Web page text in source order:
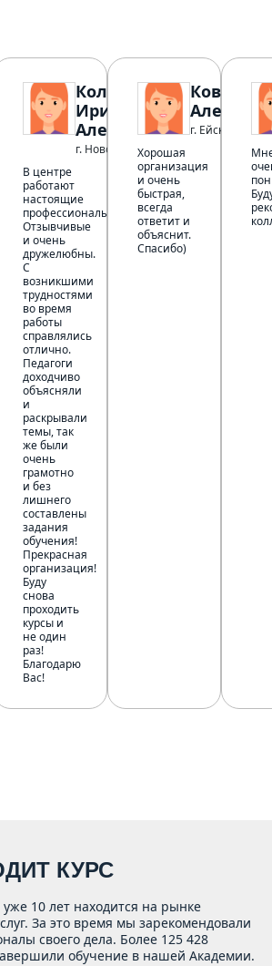
Сулин
Коломийцева
Ирина
Александровна
г. Новокубанск
В центре
работают
настоящие
профессионалы.
Отзывчивые
и очень
дружелюбны.
С
возникшими
трудностями
во время
работы
справлялись
отлично.
Педагоги
доходчиво
объясняли
и
раскрывали
темы, так
же были
очень
грамотно
и без
лишнего
составлены
задания
обучения!
Прекрасная
организация!
Буду
снова
проходить
курсы и
не один
раз!
Благодарю
Вас!
Ковтун
г. Ейск
Хорошая
организация
и очень
быстрая,
всегда
ответит и
объяснит.
Спасибо)
КУРС
10 лет находится на рынке
За это время мы зарекомендовали
своего дела. Более 125 428
обучение в нашей Академии.